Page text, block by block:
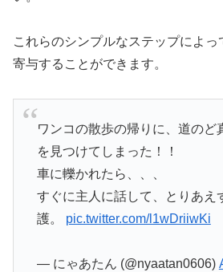
これらのシンプルなステップによ
寄与することができます。
ワンコの散歩の帰りに、道のど
を見つけてしまった！！
車に轢かれたら、、、
すぐに主人に話して、とりあえ
護。 pic.twitter.com/l1wDriiwKi
— にゃあたん (@nyaatan0606)